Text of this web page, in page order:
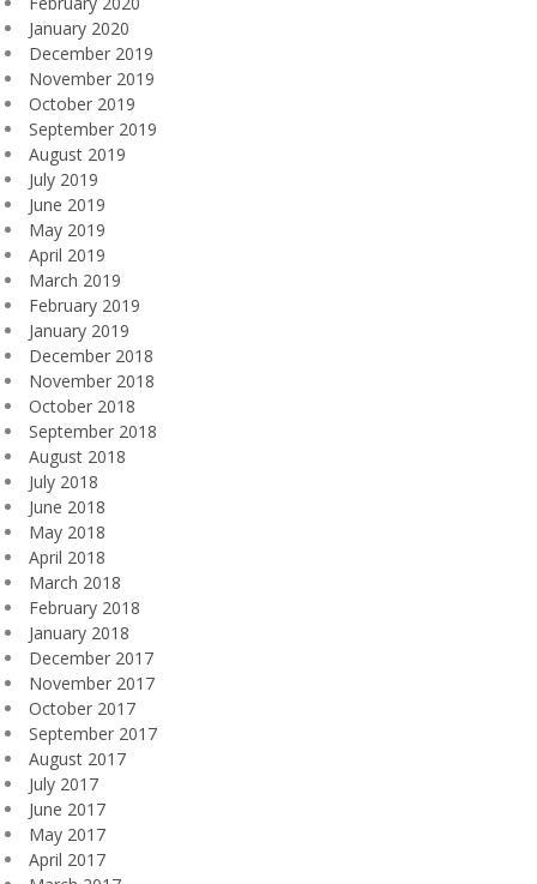
January 2020
December 2019
November 2019
October 2019
September 2019
August 2019
July 2019
June 2019
May 2019
April 2019
March 2019
February 2019
January 2019
December 2018
November 2018
October 2018
September 2018
August 2018
July 2018
June 2018
May 2018
April 2018
March 2018
February 2018
January 2018
December 2017
November 2017
October 2017
September 2017
August 2017
July 2017
June 2017
May 2017
April 2017